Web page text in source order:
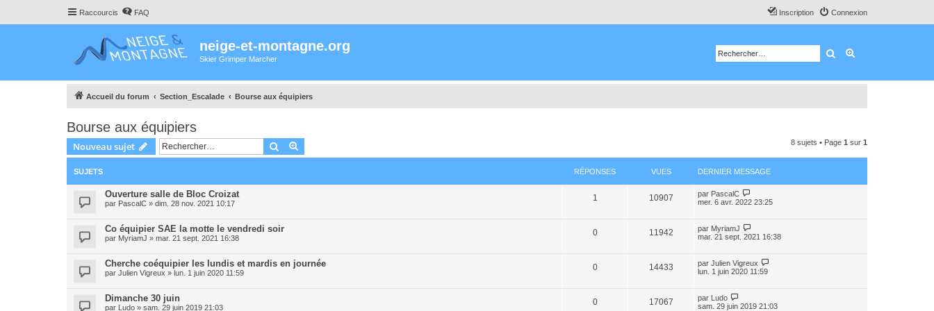
Raccourcis FAQ Connexion
Inscription
neige-et-montagne.org
Skier Grimper Marcher Rechercher
Accueil du forum Section_Escalade Bourse aux équipiers
Bourse aux équipiers
Nouveau sujet Rechercher 8 sujets • Page 1 sur 1
SUJETS RÉPONSES VUES DERNIER MESSAGE
Ouverture salle de Bloc Croizat
par PascalC » dim. 28 nov. 2021 10:17
1 10907 par PascalC
mer. 6 avr. 2022 23:25
Co équipier SAE la motte le vendredi soir
par MyriamJ » mar. 21 sept. 2021 16:38
0 11942 par MyriamJ
mar. 21 sept. 2021 16:38
Cherche coéquipier les lundis et mardis en journée
par Julien Vigreux » lun. 1 juin 2020 11:59
0 14433 par Julien Vigreux
lun. 1 juin 2020 11:59
Dimanche 30 juin
par Ludo » sam. 29 juin 2019 21:03
0 17067 par Ludo
sam. 29 juin 2019 21:03